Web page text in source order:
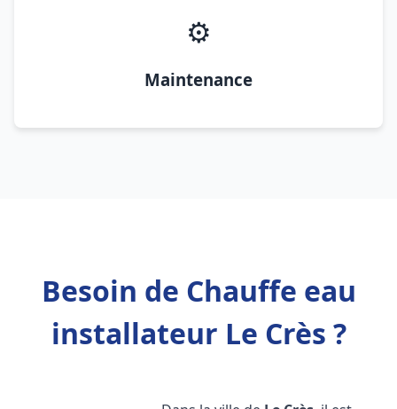
⚙️
Maintenance
Besoin de Chauffe eau
installateur Le Crès ?